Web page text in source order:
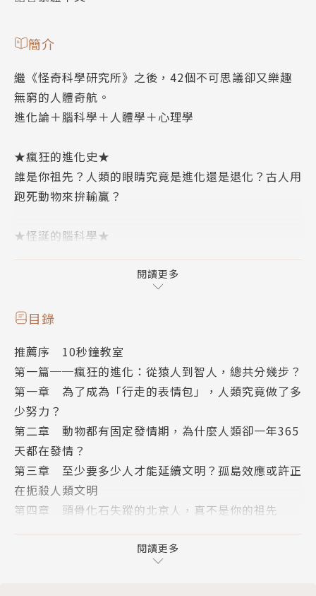
簡介
繼《怪奇科學研究所》之後，42個不可思議卻又樂趣
無窮的人體奇航。
進化論＋腦科學＋人體學＋心理學
★瘋狂的進化史★
誰是你祖先？人類的眼睛究竟是進化還是退化？古人用
跑死動物來拚輸贏？
★怪誕的腦科學★
★神祕的人體學★
覺地圖嗎？
★古怪的心理學★
洗腦神曲的構成特徵是什麼？又該如何關掉腦內魔音？
你曾經被「刻奇」綁架嗎？
奇怪的知識又增長了！
SME繼《怪奇科學研究所》之後，這次來談談充滿問
學、心理學4個領域，以淺顯易懂的說明、幽默風趣的
閱讀更多
目錄
推薦序 10秒鐘教室
第一篇──瘋狂的進化：從猿人到智人，總共分幾步？
第一章 為了成為「行走的表情包」，人類究竟做了多
少努力？
第二章 動物都有固定發情期，為什麼人類卻一年365
天都在發情？
第三章 至少要多少人才能延續文明？孤島效應或許正
在扼殺人類文明
第四章 頭骨化石失蹤的北京人，真不是你的祖先
第六章 人類褪毛簡史：為什麼我們沒有體毛？
閱讀更多